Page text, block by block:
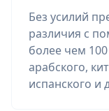
Без усилий
различия с
более чем
арабского,
испанского и